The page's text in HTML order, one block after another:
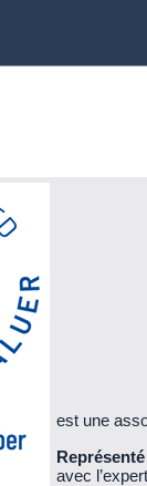
est une
avec